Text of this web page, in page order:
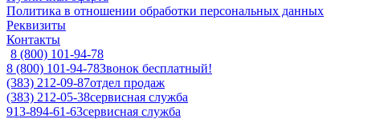
Политика в отношении обработки персональных данных
Реквизиты
Контакты
8 (800) 101-94-78
8 (800) 101-94-78Звонок бесплатный!
(383) 212-09-87отдел продаж
(383) 212-05-38сервисная служба
913-894-61-63сервисная служба